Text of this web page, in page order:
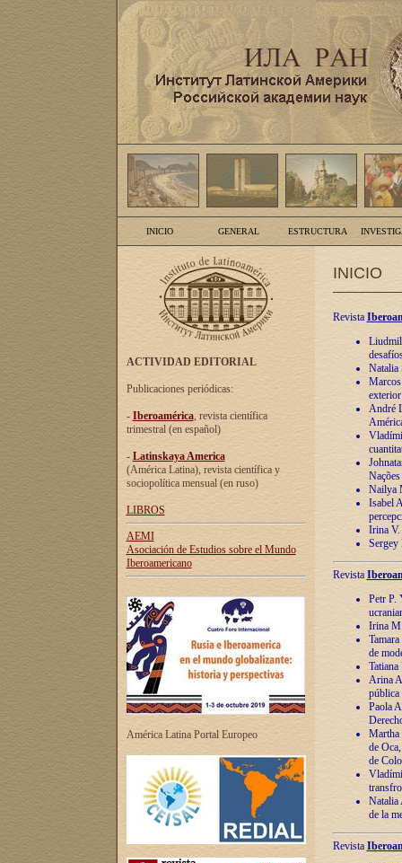
INICIO GENERAL ESTRUCTURA
ACTIVIDAD EDITORIAL
Publicaciones periódicas:
- Iberoamérica, revista científica
trimestral (en español)
- Latinskaya America
(América Latina), revista científica y
sociopolítica mensual (en ruso)
LIBROS
AEMI
Asociación de Estudios sobre el Mundo
Iberoamericano
América Latina Portal Europeo
INICIO
Revista
Natalia
André
Nailya
Isabel
Irina V.
Sergey
Revista
Petr P.
Irina
de
Arina
pública
Paola
Martha
de
de
Natalia
de la
Revista